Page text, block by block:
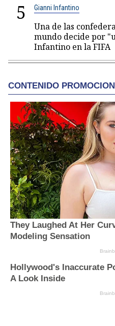
5 Gianni Infantino
Una de las
mundo decide por
Infantino en la FIFA